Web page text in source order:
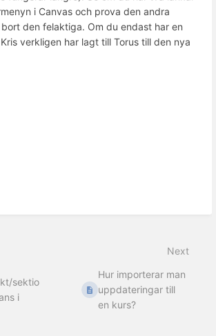
i Canvas och prova den andra
den felaktiga. Om du endast har en
verkligen har lagt till Torus till den nya
sektio
i
Next
Hur importerar man
uppdateringar till
en kurs?